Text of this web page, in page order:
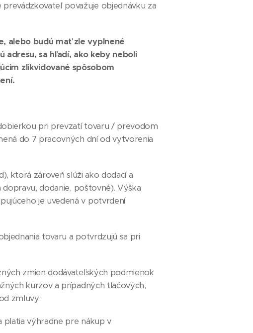
považuje objednávku za
alebo budú mať zle vyplnené
adresu, sa hľadí, ako keby neboli
zlikvidované spôsobom
pri prevzatí tovaru / prevodom
do 7 pracovných dní od vytvorenia
ktorá zároveň slúži ako dodací a
dodanie, poštovné). Výška
je uvedená v potvrdení
tovaru a potvrdzujú sa pri
zmien dodávateľských podmienok
kurzov a prípadných tlačových,
zmluvy.
platia výhradne pre nákup v